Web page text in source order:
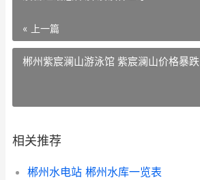
« 上一篇
郴州紫宸澜山游泳馆 紫宸澜山价格暴跌
相关推荐
郴州水电站 郴州水库一览表